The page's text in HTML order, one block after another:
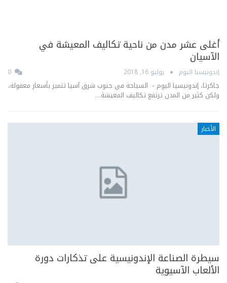
أغلى عشر مدن من ناحية تكاليف المعيشة في
الآسيان
إندونيسيا اليوم يوليو 16, 2018
جاكرتا، إندونيسيا اليوم - السياحة في جنوب شرق آسيا تتميز بأسعار معقولة،
ولكن كثير من المدن ترتفع تكاليف المعيشة…
الأخبار
سيطرة الصناعة الإندونيسية على تذكارات دورة
الألعاب الآسيوية